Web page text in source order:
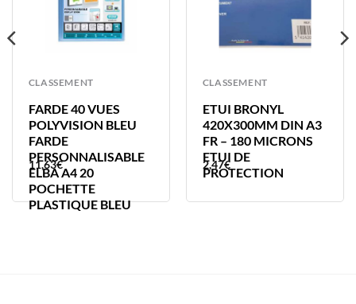
CLASSEMENT
FARDE 40 VUES
POLYVISION BLEU
FARDE
PERSONNALISABLE
ELBA A4 20
POCHETTE
PLASTIQUE BLEU
11,63€
CLASSEMENT
ETUI BRONYL
420X300MM DIN A3
FR – 180 MICRONS
ETUI DE
PROTECTION
2,47€